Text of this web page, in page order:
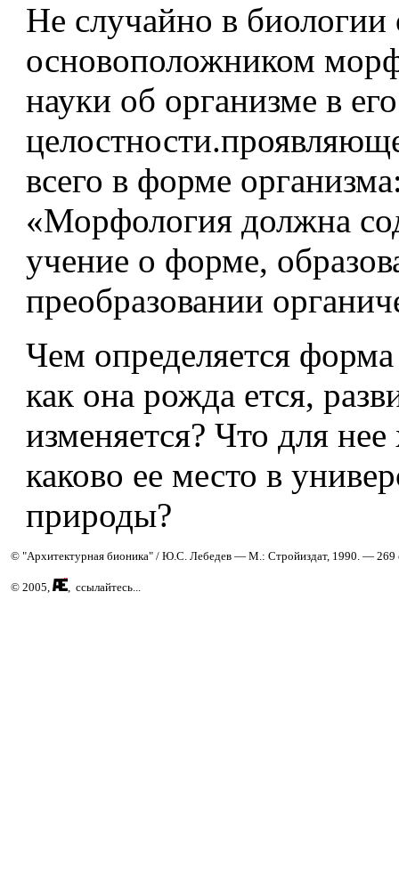
Не случайно в
основоположником
науки об организме в его
всего в форме
«Морфология должна
учение о форме,
преобразовании
Чем определяется
как она рожда­ ется,
изменяется? Что для нее
каково ее место в
природы?
© "Архитектурная бионика" / Ю.С. Лебедев — М.: Стройиздат, 1990. — 269
© 2005, , ссылайтесь...